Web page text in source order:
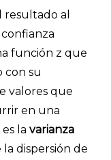
resultado al
función z que
su
valores que
en una
la varianza
dispersión de